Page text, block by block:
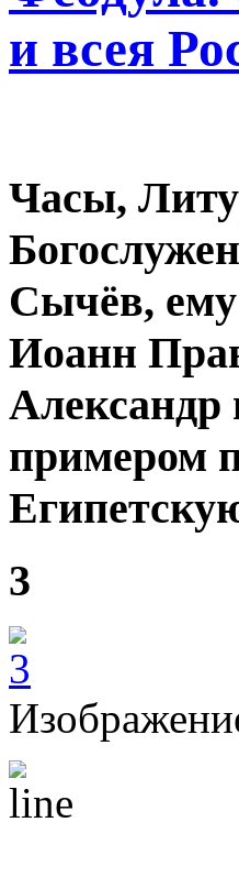
и всея
Часы,
Сычёв,
Иоанн
Александр
примером
3